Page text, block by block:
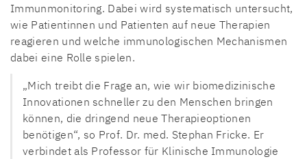
Immunmonitoring. Dabei wird systematisch untersucht,
wie Patientinnen und Patienten auf neue Therapien
reagieren und welche immunologischen Mechanismen
dabei eine Rolle spielen.
„Mich treibt die Frage an, wie wir biomedizinische
Innovationen schneller zu den Menschen bringen
können, die dringend neue Therapieoptionen
benötigen“, so Prof. Dr. med. Stephan Fricke. Er
verbindet als Professor für Klinische Immunologie